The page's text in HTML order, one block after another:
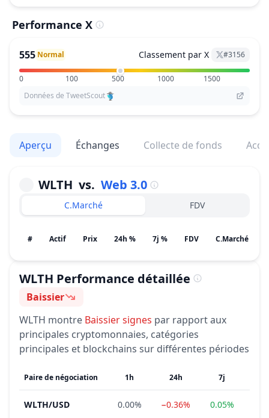
Performance X
555 Normal Classement par X #3156
0 100 500 1000
1500
Données de TweetScout
Aperçu Échanges Collecte de fonds
WLTH vs. Web 3.0
C.Marché FDV
# Actif Prix 24h % 7j % FDV C.Marché /
WLTH Performance détaillée
Sentiment
Baissier
WLTH montre Baissiersignes par rapport aux
principales cryptomonnaies, catégories
principales et blockchains sur différentes périodes
Paire de négociation 1h 24h 7j
WLTH/USD 0.00% −0.36% 0.05%